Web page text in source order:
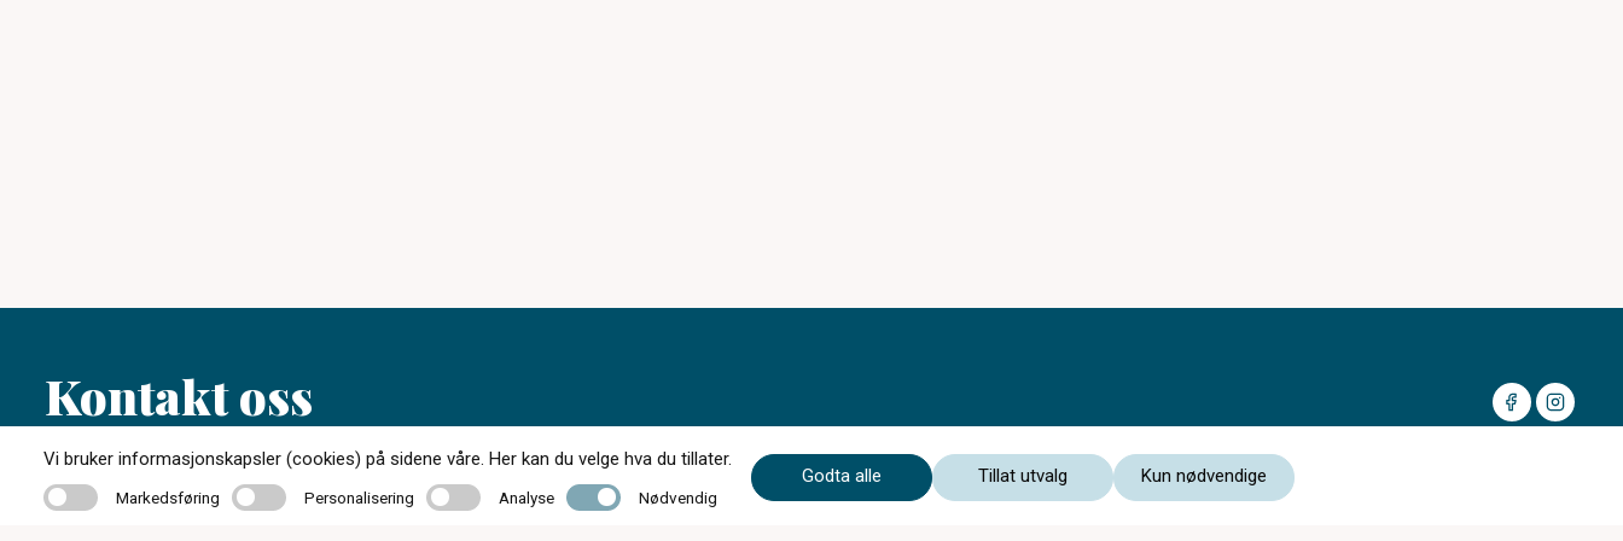
Kontakt oss
35 01 87 30
Åpningstider i Juli 2026:
Vi bruker informasjonskapsler (cookies) på sidene våre. Her kan du velge hva du tillater.
MarkedsføringMarkedsføring PersonaliseringPersonalisering Analyse Analyse Nødvendig Nødvendig
Godta alle Tillat utvalg Kun nødvendige